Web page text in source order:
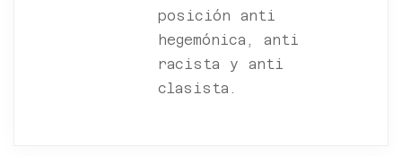
posición anti
hegemónica, anti
racista y anti
clasista.